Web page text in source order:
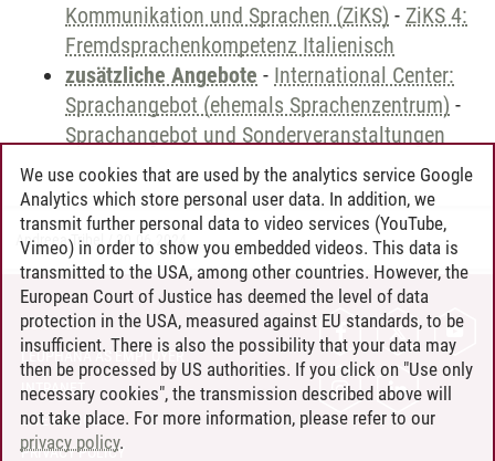
Kommunikation und Sprachen (ZiKS) - ZiKS 4:
Fremdsprachenkompetenz Italienisch
zusätzliche Angebote - International Center:
Sprachangebot (ehemals Sprachenzentrum) -
Sprachangebot und Sonderveranstaltungen
Andreea Tribel 30.06.2024
CONTACT
LEUPHANA AS EMPLOYER
INTRANET
SITE NOTICE
PRIVACY POLICY
We use cookies that are used by the analytics service Google
Analytics which store personal user data. In addition, we
transmit further personal data to video services (YouTube,
Vimeo) in order to show you embedded videos. This data is
transmitted to the USA, among other countries. However, the
European Court of Justice has deemed the level of data
protection in the USA, measured against EU standards, to be
insufficient. There is also the possibility that your data may
then be processed by US authorities. If you click on "Use only
necessary cookies", the transmission described above will
not take place. For more information, please refer to our
privacy policy.